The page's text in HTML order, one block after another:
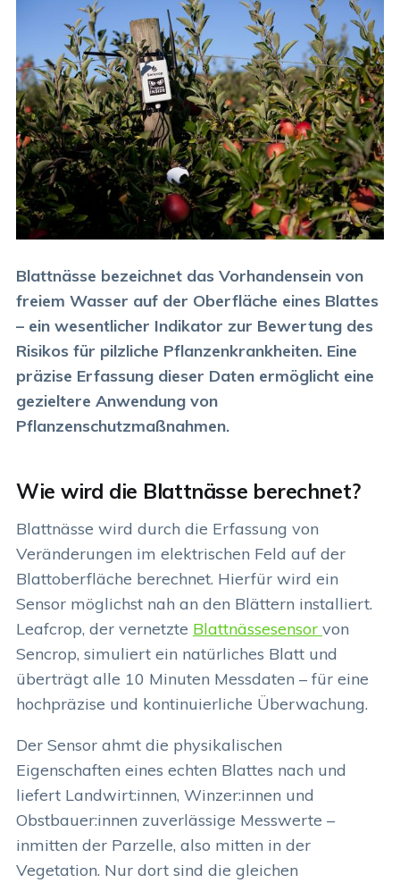
Blattnässe bezeichnet das Vorhandensein von
freiem Wasser auf der Oberfläche eines Blattes
– ein wesentlicher Indikator zur Bewertung des
Risikos für pilzliche Pflanzenkrankheiten. Eine
präzise Erfassung dieser Daten ermöglicht eine
gezieltere Anwendung von
Pflanzenschutzmaßnahmen.
Wie wird die Blattnässe berechnet?
Blattnässe wird durch die Erfassung von
Veränderungen im elektrischen Feld auf der
Blattoberfläche berechnet. Hierfür wird ein
Sensor möglichst nah an den Blättern installiert.
Leafcrop, der vernetzte Blattnässesensor von
Sencrop, simuliert ein natürliches Blatt und
überträgt alle 10 Minuten Messdaten – für eine
hochpräzise und kontinuierliche Überwachung.
Der Sensor ahmt die physikalischen
Eigenschaften eines echten Blattes nach und
liefert Landwirt:innen, Winzer:innen und
Obstbauer:innen zuverlässige Messwerte –
inmitten der Parzelle, also mitten in der
Vegetation. Nur dort sind die gleichen